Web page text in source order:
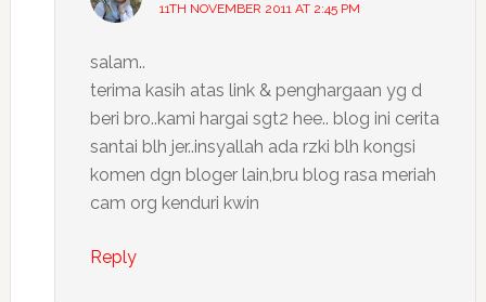
11TH NOVEMBER 2011 AT 2:45 PM
salam..
terima kasih atas link & penghargaan yg d
beri bro..kami hargai sgt2 hee.. blog ini cerita
santai blh jer..insyallah ada rzki blh kongsi
komen dgn bloger lain,bru blog rasa meriah
cam org kenduri kwin
Reply